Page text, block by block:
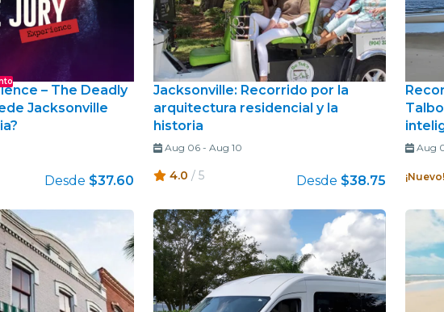
– The Deadly
Jacksonville
Desde $37.60
Jacksonville: Recorrido por la
arquitectura residencial y la
historia
Aug 06- Aug 10
4.0 / 5 Desde $38.75
Aug
¡Nuevo!